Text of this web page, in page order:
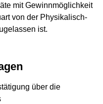
mit Gewinnmöglichkeit
von der Physikalisch-
ist.
über die